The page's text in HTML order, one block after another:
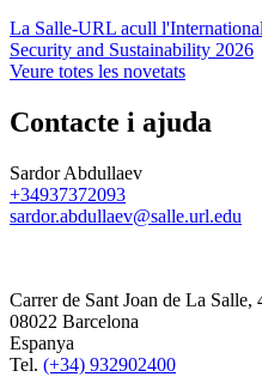
La Salle-URL acull
Security and Sustainability 2026
Veure totes les novetats
Contacte i ajuda
Sardor Abdullaev
+34937372093
sardor.abdullaev@salle.url.edu
Carrer de Sant Joan de La Salle,
08022 Barcelona
Espanya
Tel. (+34) 932902400